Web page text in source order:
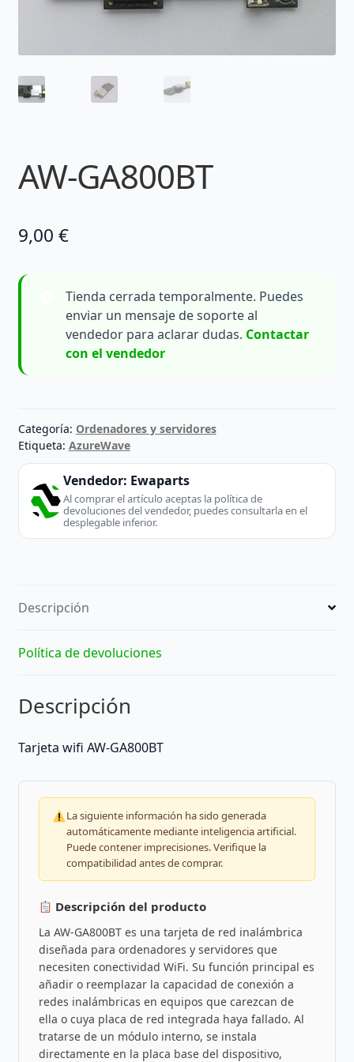
AW-GA800BT
9,00 €
Tienda cerrada temporalmente. Puedes
enviar un mensaje de soporte al
vendedor para aclarar dudas. Contactar
con el vendedor
Categoría: Ordenadores y servidores
Etiqueta: AzureWave
Vendedor: Ewaparts
Al comprar el artículo aceptas la política de
devoluciones del vendedor, puedes consultarla en el
desplegable inferior.
Descripción
Política de devoluciones
Descripción
Tarjeta wifi AW-GA800BT
La siguiente información ha sido generada
automáticamente mediante inteligencia artificial.
Puede contener imprecisiones. Verifique la
compatibilidad antes de comprar.
Descripción del producto
La AW-GA800BT es una tarjeta de red inalámbrica
diseñada para ordenadores y servidores que
necesiten conectividad WiFi. Su función principal es
añadir o reemplazar la capacidad de conexión a
redes inalámbricas en equipos que carezcan de
ella o cuya placa de red integrada haya fallado. Al
tratarse de un módulo interno, se instala
directamente en la placa base del dispositivo,